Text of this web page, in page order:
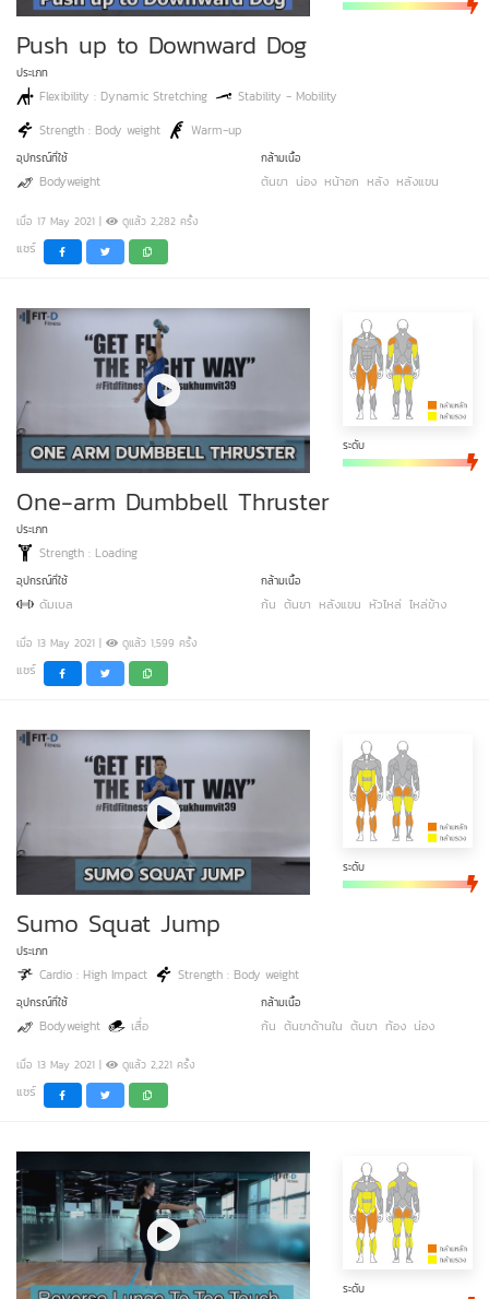
Push up to Downward Dog
ประเภท
Flexibility : Dynamic Stretching
Stability - Mobility
Strength : Body weight
Warm-up
อุปกรณ์ที่ใช้
Bodyweight
กล้ามเนื้อ
ต้นขา น่อง หน้าอก หลัง หลังแขน
เมื่อ 17 May 2021 | ดูแล้ว 2,282 ครั้ง
แชร์
ระดับ
One-arm Dumbbell Thruster
ประเภท
Strength : Loading
อุปกรณ์ที่ใช้
ดัมเบล
กล้ามเนื้อ
ก้น ต้นขา หลังแขน หัวไหล่ ไหล่ข้าง
เมื่อ 13 May 2021 | ดูแล้ว 1,599 ครั้ง
แชร์
ระดับ
Sumo Squat Jump
ประเภท
Cardio : High Impact Strength : Body weight
อุปกรณ์ที่ใช้
Bodyweight เสื่อ
กล้ามเนื้อ
ก้น ต้นขาด้านใน ต้นขา ท้อง น่อง
เมื่อ 13 May 2021 | ดูแล้ว 2,221 ครั้ง
แชร์
ระดับ